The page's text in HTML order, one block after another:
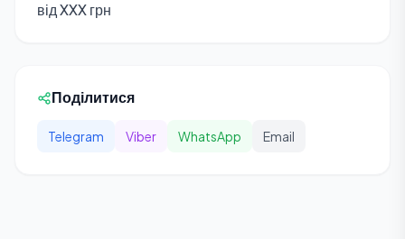
від XXX грн
Поділитися
Telegram Viber WhatsApp Email